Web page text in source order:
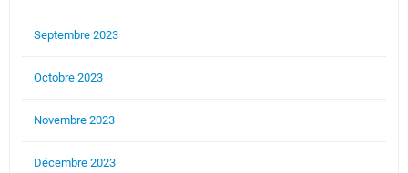
Septembre 2023
Octobre 2023
Novembre 2023
Décembre 2023